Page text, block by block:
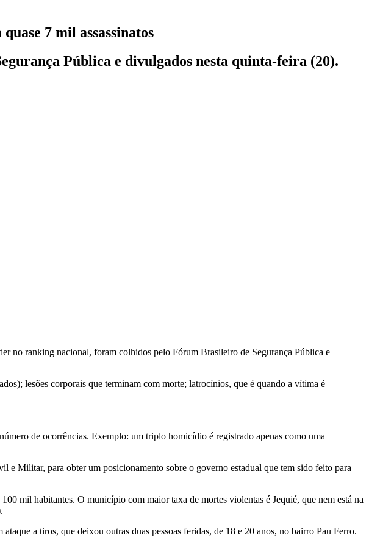
7 mil assassinatos
Pública e divulgados nesta quinta-feira (20).
no ranking nacional, foram colhidos pelo Fórum Brasileiro de Segurança Pública e
lesões corporais que terminam com morte; latrocínios, que é quando a vítima é
de ocorrências. Exemplo: um triplo homicídio é registrado apenas como uma
Militar, para obter um posicionamento sobre o governo estadual que tem sido feito para
mil habitantes. O município com maior taxa de mortes violentas é Jequié, que nem está na
a tiros, que deixou outras duas pessoas feridas, de 18 e 20 anos, no bairro Pau Ferro.